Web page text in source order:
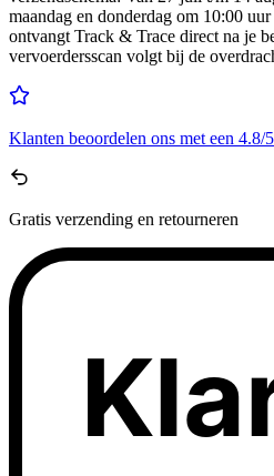
maandag en donderdag om 10:00
ontvangt Track & Trace direct na je
vervoerdersscan volgt bij de
Klanten beoordelen ons met een 4.8/5
Gratis verzending en retourneren